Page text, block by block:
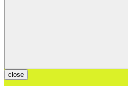
close